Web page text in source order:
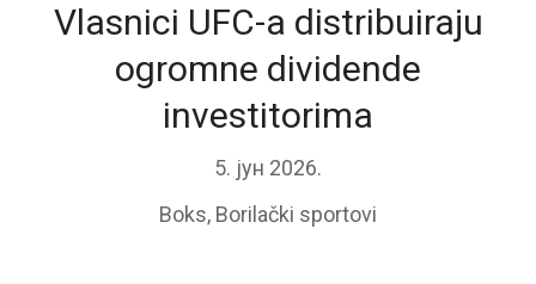
Vlasnici UFC-a distribuiraju
ogromne dividende
investitorima
5. јун 2026.
Boks, Borilački sportovi